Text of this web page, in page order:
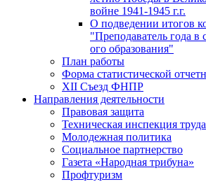
войне 1941-1945 г.г.
О подведении итогов
"Преподаватель года в
ого образования"
План работы
Форма статистической
XII Съезд ФНПР
Направления деятельности
Правовая защита
Техническая инспекция труда
Молодежная политика
Социальное партнерство
Газета «Народная трибуна»
Профтуризм